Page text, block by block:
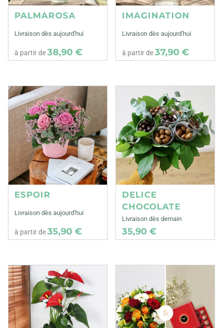
PALMAROSA
Livraison dès aujourd'hui
à partir de38,90 €
IMAGINATION
Livraison dès aujourd'hui
à partir de37,90 €
ESPOIR
Livraison dès aujourd'hui
à partir de35,90 €
DELICE
CHOCOLATE
Livraison dès demain
35,90 €